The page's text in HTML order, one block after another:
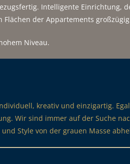
Intelligente Einrichtung,
der Appartements
Niveau.
kreativ und einzigartig.
Wir sind immer auf der Suche
Style von der grauen Masse